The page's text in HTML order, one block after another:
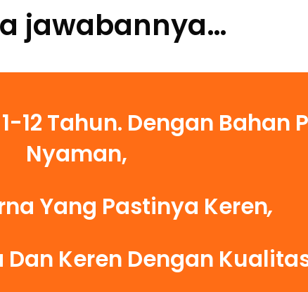
jawabannya…
12 Tahun. Dengan Bahan
Nyaman,
Yang Pastinya Keren,
Keren Dengan